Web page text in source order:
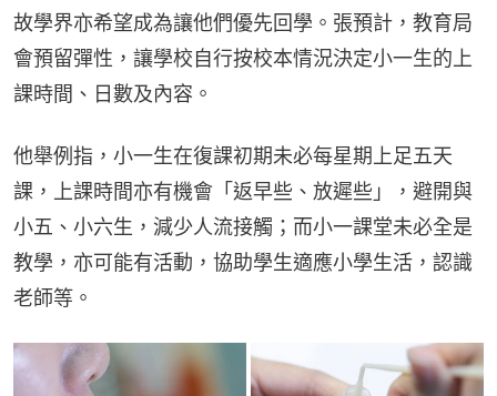
故學界亦希望成為讓他們優先回學。張預計，教育局
會預留彈性，讓學校自行按校本情況決定小一生的上
課時間、日數及內容。
他舉例指，小一生在復課初期未必每星期上足五天
課，上課時間亦有機會「返早些、放遲些」，避開與
小五、小六生，減少人流接觸；而小一課堂未必全是
教學，亦可能有活動，協助學生適應小學生活，認識
老師等。